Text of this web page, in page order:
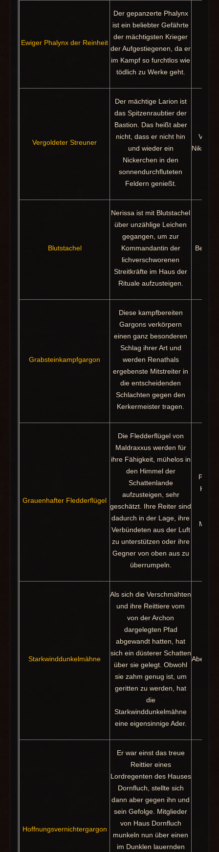
Ewiger Phalynx der Reinheit
Der gepanzerte Phalynx
ist ein beliebter Gefährte
der mächtigsten Krieger
der Aufgestiegenen, da er
im Kampf so furchtlos wie
tödlich zu Werke geht.
Vergoldeter Streuner
Der mächtige Larion ist
das Spitzenraubtier der
Bastion. Das heißt aber
nicht, dass er nicht hin
und wieder ein
Nickerchen in den
sonnendurchfluteten
Feldern genießt.
Nikos,
Blutstachel
Nerissa ist mit Blutstachel
über unzählige Leichen
gegangen, um zur
Kommandantin der
lichverschworenen
Streitkräfte im Haus der
Rituale aufzusteigen.
Beute:
Grabsteinkampfgargon
Diese kampfbereiten
Gargons verkörpern
einen ganz besonderen
Schlag ihrer Art und
werden Renathals
ergebenste Mitstreiter in
die entscheidenden
Schlachten gegen den
Kerkermeister tragen.
Grauenhafter Fledderflügel
Die Fledderflügel von
Maldraxxus werden für
ihre Fähigkeit, mühelos in
den Himmel der
Schattenlande
aufzusteigen, sehr
geschätzt. Ihre Reiter sind
dadurch in der Lage, ihre
Verbündeten aus der Luft
zu unterstützen oder ihre
Gegner von oben aus zu
überrumpeln.
Starkwinddunkelmähne
Als sich die Verschmähten
und ihre Reittiere vom
von der Archon
dargelegten Pfad
abgewandt hatten, hat
sich ein düsterer Schatten
über sie gelegt. Obwohl
sie zahm genug ist, um
geritten zu werden, hat
die
Starkwinddunkelmähne
eine eigensinnige Ader.
Hoffnungsvernichtergargon
Er war einst das treue
Reittier eines
Lordregenten des Hauses
Dornfluch, stellte sich
dann aber gegen ihn und
sein Gefolge. Mitglieder
von Haus Dornfluch
munkeln nun über einen
im Dunklen lauernden